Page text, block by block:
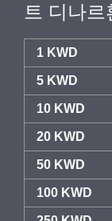
트 디나르
1 KWD
5 KWD
10 KWD
20 KWD
50 KWD
100 KWD